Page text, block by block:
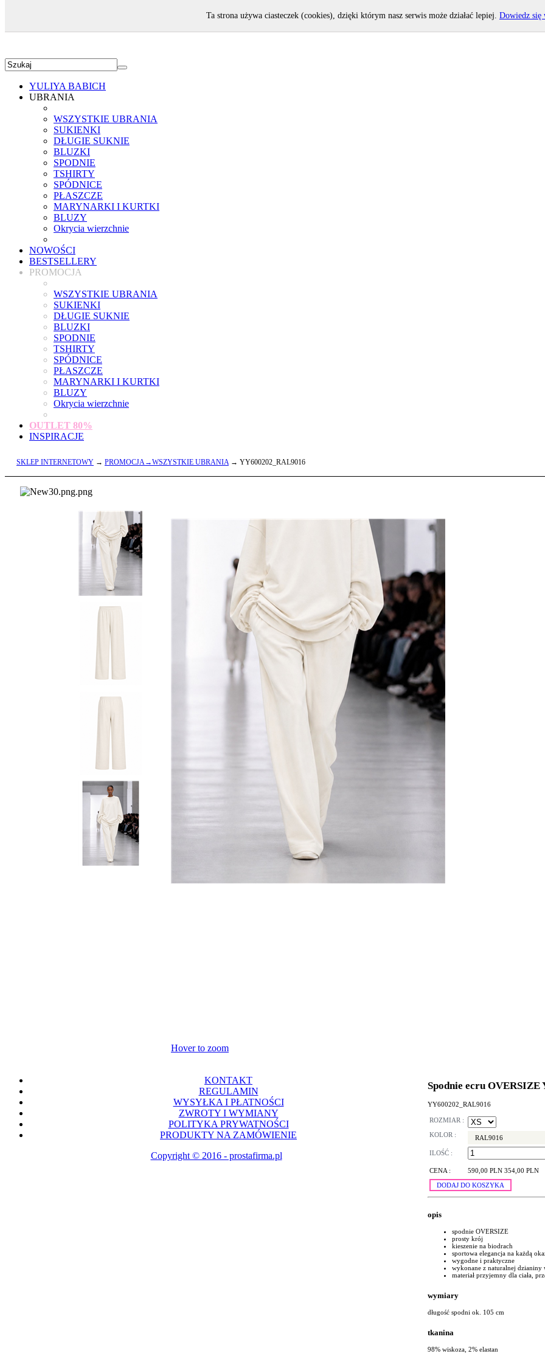
YULIYA BABICH
UBRANIA
WSZYSTKIE UBRANIA
SUKIENKI
DŁUGIE SUKNIE
BLUZKI
SPODNIE
TSHIRTY
SPÓDNICE
PŁASZCZE
MARYNARKI I KURTKI
BLUZY
Okrycia wierzchnie
NOWOŚCI
BESTSELLERY
PROMOCJA
WSZYSTKIE UBRANIA
SUKIENKI
DŁUGIE SUKNIE
BLUZKI
SPODNIE
TSHIRTY
SPÓDNICE
PŁASZCZE
MARYNARKI I KURTKI
BLUZY
Okrycia wierzchnie
OUTLET 80%
INSPIRACJE
SKLEP INTERNETOWY → PROMOCJA→WSZYSTKIE UBRANIA→ YY600202_RAL9016
Hover to zoom
Spodnie ecru OVERSIZE
YY600202_RAL9016
ROZMIAR :
KOLOR :
RAL9016
ILOŚĆ :
CENA : 590,00 PLN 354,00 PLN
DODAJ DO KOSZYKA
opis
spodnie OVERSIZE
prosty krój
kieszenie na biodrach
sportowa elegancja na każdą
wygodne i praktyczne
wykonane z naturalnej dzianiny
materiał przyjemny dla ciała,
wymiary
długość spodni ok. 105 cm
tkanina
98% wiskoza, 2% elastan
KONTAKT
REGULAMIN
WYSYŁKA I PŁATNOŚCI
ZWROTY I WYMIANY
POLITYKA PRYWATNOŚCI
PRODUKTY NA ZAMÓWIENIE
Copyright © 2016 - prostafirma.pl
Ta strona używa ciasteczek (cookies), dzięki którym nasz serwis może działać lepiej. Dowiedz się